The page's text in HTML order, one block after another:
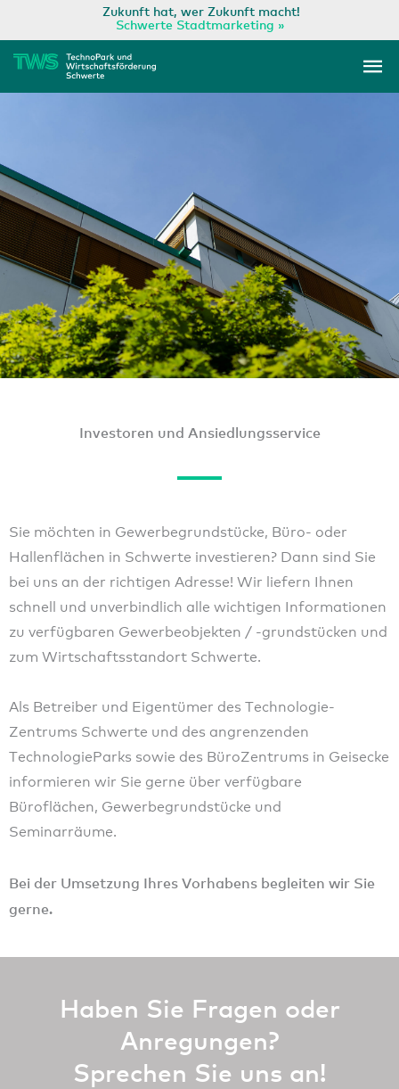
Inhalt
springen
Zukunft hat, wer Zukunft macht!
Schwerte Stadtmarketing »
Investoren und Ansiedlungs­service
Sie möchten in Gewerbegrund­stücke, Büro- oder
Hallenflächen in Schwerte investieren? Dann sind Sie
bei uns an der richtigen Adresse! Wir liefern Ihnen
schnell und unverbindlich alle wichtigen Informationen
zu verfügbaren Gewerbe­objekten / -grundstücken und
zum Wirtschafts­standort Schwerte.
Als Betreiber und Eigentümer des Technologie­
Zentrums Schwerte und des angrenzenden
Technologie­Parks sowie des BüroZentrums in Geisecke
informieren wir Sie gerne über verfügbare
Büroflächen, Gewerbegrund­stücke und
Seminarräume.
Bei der Umsetzung Ihres Vorhabens begleiten wir Sie
gerne.
Haben Sie Fragen oder
Anregungen?
Sprechen Sie uns an!